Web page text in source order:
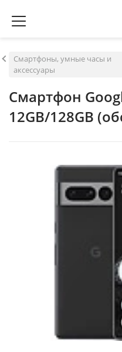
Смартфоны, умные часы и
аксессуары
Смартфон
12GB/128GB